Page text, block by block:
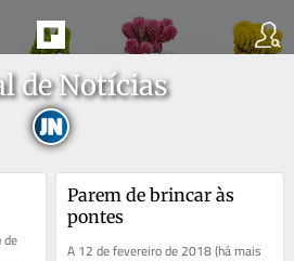
de Notícias
Parem de brincar às
pontes
A 12 de fevereiro de 2018 (há mais